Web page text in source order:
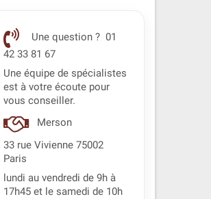
Une question ? 01
42 33 81 67
Une équipe de spécialistes
est à votre écoute pour
vous conseiller.
Merson
33 rue Vivienne 75002
Paris
lundi au vendredi de 9h à
17h45 et le samedi de 10h